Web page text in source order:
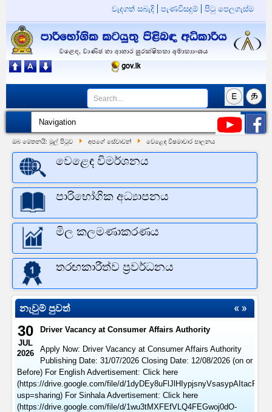
වැදගත් සබැදි පැණවිසදුම් පිටු පෙලගැස්ම
ඔබ මෙතනයි: මුල් පිටුව අපගේ සේවාවන් වෙළෙඳ විෂමාචාර පාලනය
වෙළෙඳ විමර්ශනය
පාරිභෝගික අධ්‍යාපනය
මිල කලමණාකරණය
තරඟකාරීත්ව ප්‍රවර්ධනය
නැවුම් පුවත්
30
JUL
2026
Driver Vacancy at Consumer Affairs Authority
Apply Now: Driver Vacancy at Consumer Affairs Authority
Publishing Date: 31/07/2026 Closing Date: 12/08/2026 (on or
Before) For English Advertisement: Click here
(https://drive.google.com/file/d/1dyDEy8uFlJlHIypjsnyVsasypAItacFl/
usp=sharing) For Sinhala Advertisement: Click here
(https://drive.google.com/file/d/1wu3tMXFEfVLQ4FEGwoj0dO-